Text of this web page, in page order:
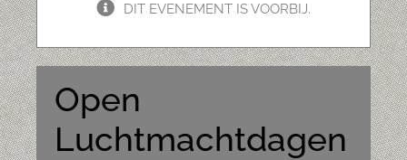
DIT EVENEMENT IS VOORBIJ.
Open
Luchtmachtdagen